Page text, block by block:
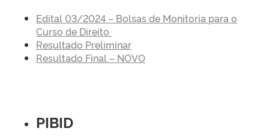
Edital 03/2024 – Bolsas de Monitoria para o
Curso de Direito
Resultado Preliminar
Resultado Final – NOVO
PIBID